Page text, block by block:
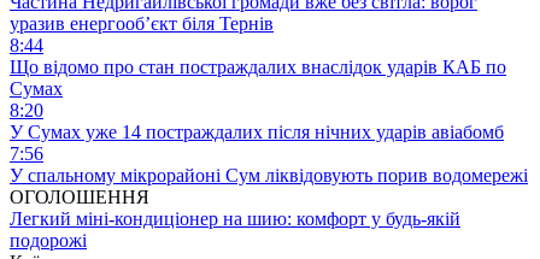
уразив енергооб’єкт біля Тернів
8:44
Що відомо про стан постраждалих внаслідок ударів КАБ по
Сумах
8:20
У Сумах уже 14 постраждалих після нічних ударів авіабомб
7:56
У спальному мікрорайоні Сум ліквідовують порив водомережі
ОГОЛОШЕННЯ
Легкий міні-кондиціонер на шию: комфорт у будь-якій
подорожі